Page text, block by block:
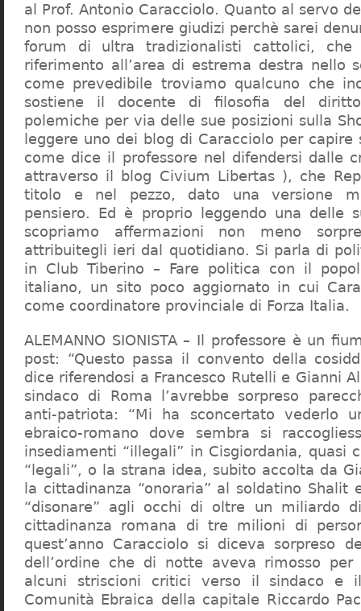
al Prof. Antonio Caracciolo. Quanto al servo
non posso esprimere giudizi perchè sarei
forum di ultra tradizionalisti cattolici,
riferimento all’area di estrema destra nello
come prevedibile troviamo qualcuno che
sostiene il docente di filosofia del
polemiche per via delle sue posizioni sulla
leggere uno dei blog di Caracciolo per
come dice il professore nel difendersi dalle
attraverso il blog Civium Libertas ), che
titolo e nel pezzo, dato una versione
pensiero. Ed è proprio leggendo una delle
scopriamo affermazioni non meno
attribuitegli ieri dal quotidiano. Si parla di
in Club Tiberino – Fare politica con il
italiano, un sito poco aggiornato in cui
come coordinatore provinciale di Forza Italia.
ALEMANNO SIONISTA – Il professore è un
post: “Questo passa il convento della
dice riferendosi a Francesco Rutelli e Gianni
sindaco di Roma l’avrebbe sorpreso
anti-patriota: “Mi ha sconcertato vederlo
ebraico-romano dove sembra si
insediamenti “illegali” in Cisgiordania, quasi
“legali”, o la strana idea, subito accolta da
la cittadinanza “onoraria” al soldatino Shalit
“disonare” agli occhi di oltre un miliardo
cittadinanza romana di tre milioni di
quest’anno Caracciolo si diceva sorpreso
dell’ordine che di notte aveva rimosso
alcuni striscioni critici verso il sindaco e
Comunità Ebraica della capitale Riccardo